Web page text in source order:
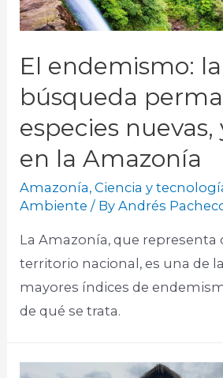
El endemismo: la
búsqueda
especies nuevas,
en la Amazonía
Amazonía,Ciencia y
Ambiente / ByAndrés
La Amazonía, que representa
territorio nacional, es una de
mayores índices de
de qué se trata.